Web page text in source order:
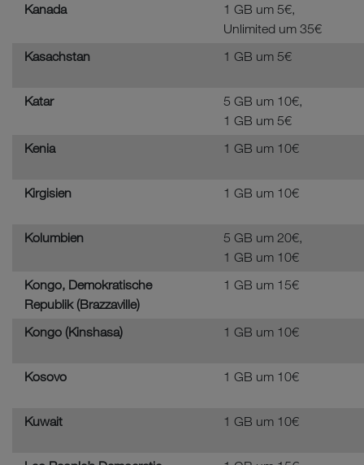
Kanada
1 GB um 5€,
Unlimited um 35€
Kasachstan
1 GB um 5€
Katar
5 GB um 10€,
1 GB um 5€
Kenia
1 GB um 10€
Kirgisien 1 GB um 10€
Kolumbien
5 GB um 20€,
1 GB um 10€
Kongo, Demokratische
Republik (Brazzaville)
1 GB um 15€
Kongo (Kinshasa) 1 GB um 10€
Kosovo 1 GB um 10€
Kuwait 1 GB um 10€